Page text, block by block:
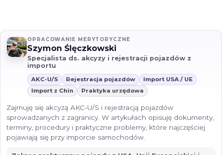
OPRACOWANIE MERYTORYCZNE
Szymon Ślęczkowski
Specjalista ds. akcyzy i rejestracji pojazdów z
importu
AKC-U/S Rejestracja pojazdów
Import USA / UE
Import z Chin
Praktyka urzędowa
Zajmuję się akcyzą AKC-U/S i rejestracją pojazdów
sprowadzanych z zagranicy. W artykułach opisuję dokumenty,
terminy, procedury i praktyczne problemy, które najczęściej
pojawiają się przy imporcie samochodów.